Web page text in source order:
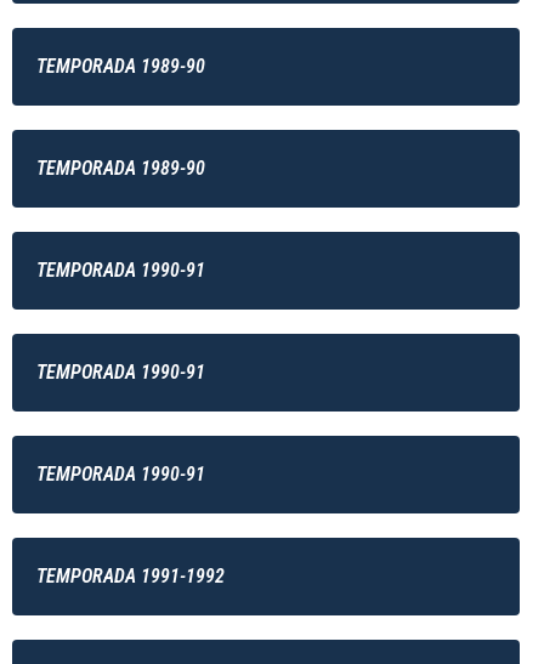
TEMPORADA 1989-90
TEMPORADA 1989-90
TEMPORADA 1990-91
TEMPORADA 1990-91
TEMPORADA 1990-91
TEMPORADA 1991-1992